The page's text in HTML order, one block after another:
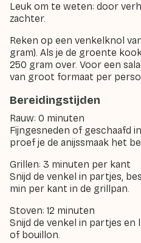
Leuk om te weten: door
zachter.
Reken op een venkelknol
gram). Als je de groente
250 gram over. Voor een
van groot formaat per
Bereidingstijden
Rauw: 0 minuten
Fijngesneden of geschaafd
proef je de anijssmaak het
Grillen: 3 minuten per kant
Snijd de venkel in partjes,
min per kant in de grillpan.
Stoven: 12 minuten
Snijd de venkel in partjes en
of bouillon.